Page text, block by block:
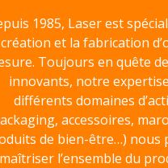
1985, Laser est
et la fabrication
Toujours en quête
innovants, notre
différents domaines
accessoires,
de bien-être…) nous
maîtriser l’ensemble du